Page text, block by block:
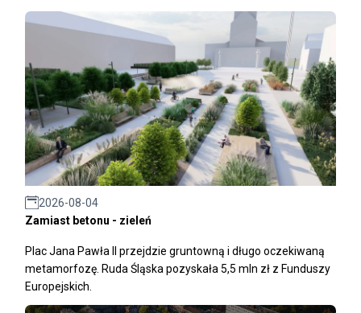
2026-08-04
Zamiast betonu - zieleń
Plac Jana Pawła II przejdzie gruntowną i długo oczekiwaną
metamorfozę. Ruda Śląska pozyskała 5,5 mln zł z Funduszy
Europejskich.